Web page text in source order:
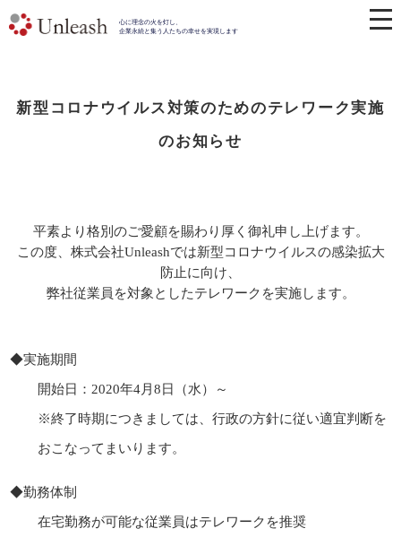
心に理念の火を灯し、
企業永続と集う人たちの幸せを実現します
新型コロナウイルス対策のためのテレワーク実施
のお知らせ
平素より格別のご愛顧を賜わり厚く御礼申し上げます。
この度、株式会社Unleashでは新型コロナウイルスの感染拡大
防止に向け、
弊社従業員を対象としたテレワークを実施します。
◆実施期間
開始日：2020年4月8日（水）～
※終了時期につきましては、行政の方針に従い適宜判断を
おこなってまいります。
◆勤務体制
在宅勤務が可能な従業員はテレワークを推奨